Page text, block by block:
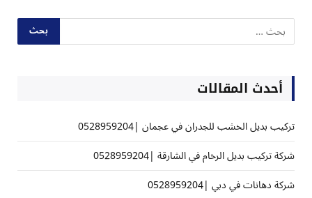
أحدث المقالات
تركيب بديل الخشب للجدران في عجمان |0528959204
شركة تركيب بديل الرخام في الشارقة |0528959204
شركة دهانات في دبي |0528959204